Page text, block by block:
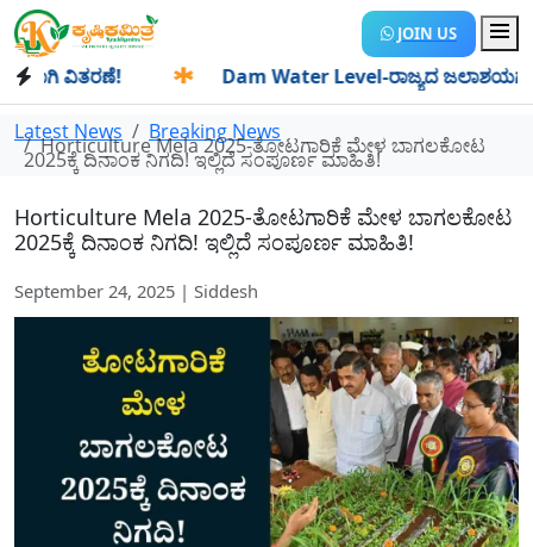
JOIN US
ವಿತರಣೆ! Dam Water Level-ರಾಜ್ಯದ ಜಲಾಶಯಗಳಿಗೆ
Latest News Breaking News
Horticulture Mela 2025-ತೋಟಗಾರಿಕೆ ಮೇಳ ಬಾಗಲಕೋಟ
2025ಕ್ಕೆ ದಿನಾಂಕ ನಿಗದಿ! ಇಲ್ಲಿದೆ ಸಂಪೂರ್ಣ ಮಾಹಿತಿ!
Horticulture Mela 2025-ತೋಟಗಾರಿಕೆ ಮೇಳ ಬಾಗಲಕೋಟ
2025ಕ್ಕೆ ದಿನಾಂಕ ನಿಗದಿ! ಇಲ್ಲಿದೆ ಸಂಪೂರ್ಣ ಮಾಹಿತಿ!
September 24, 2025 | Siddesh